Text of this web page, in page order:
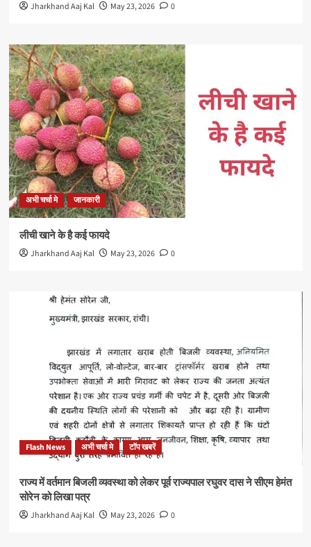
Jharkhand Aaj Kal May 23, 2026 0
अभी चर्चा मे जानकारी
लीची खाने के है कई फायदे
Jharkhand Aaj Kal May 23, 2026 0
Flash News अभी चर्चा मे टॉप खबरें
राज्य में वर्तमान बिजली व्यवस्था को लेकर पूर्व राज्यपाल रघुवर दास ने सीएम हेमंत
सोरेन को लिखा पत्र
Jharkhand Aaj Kal May 23, 2026 0